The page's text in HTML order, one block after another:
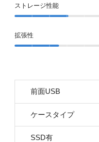
ストレージ性能
拡張性
前面USB
ケースタイプ
SSD有